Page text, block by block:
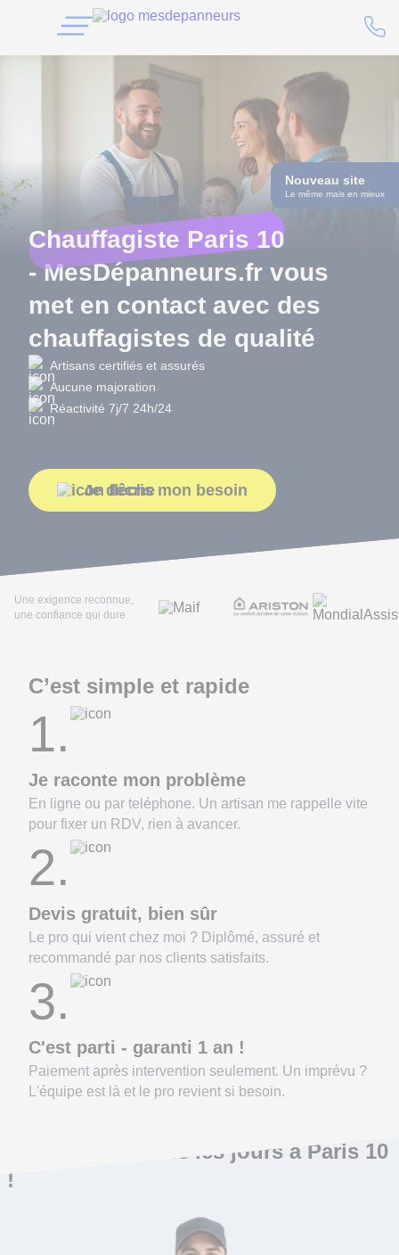
Nouveau site
Le même mais en mieux
Chauffagiste Paris 10
- MesDépanneurs.fr vous
met en contact avec des
chauffagistes de qualité
Artisans certifiés et assurés
Aucune majoration
Réactivité 7j/7 24h/24
Je décris mon besoin
Une exigence reconnue,
une confiance qui dure
C’est simple et rapide
1.
Je raconte mon problème
En ligne ou par teléphone. Un artisan me rappelle vite
pour fixer un RDV, rien à avancer.
2.
Devis gratuit, bien sûr
Le pro qui vient chez moi ? Diplômé, assuré et
recommandé par nos clients satisfaits.
3.
C'est parti - garanti 1 an !
Paiement après intervention seulement. Un imprévu ?
L'équipe est là et le pro revient si besoin.
On répare ça tous les jours à Paris 10
!